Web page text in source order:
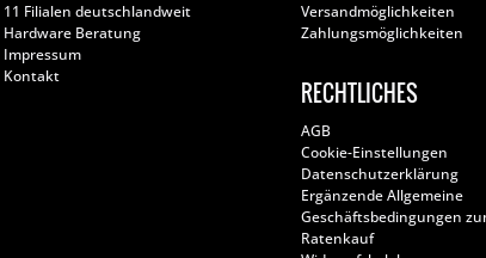
11 Filialen deutschlandweit
Hardware Beratung
Impressum
Kontakt
Versandmöglichkeiten
Zahlungsmöglichkeiten
RECHTLICHES
AGB
Cookie-Einstellungen
Datenschutzerklärung
Ergänzende Allgemeine
Geschäftsbedingungen
Ratenkauf